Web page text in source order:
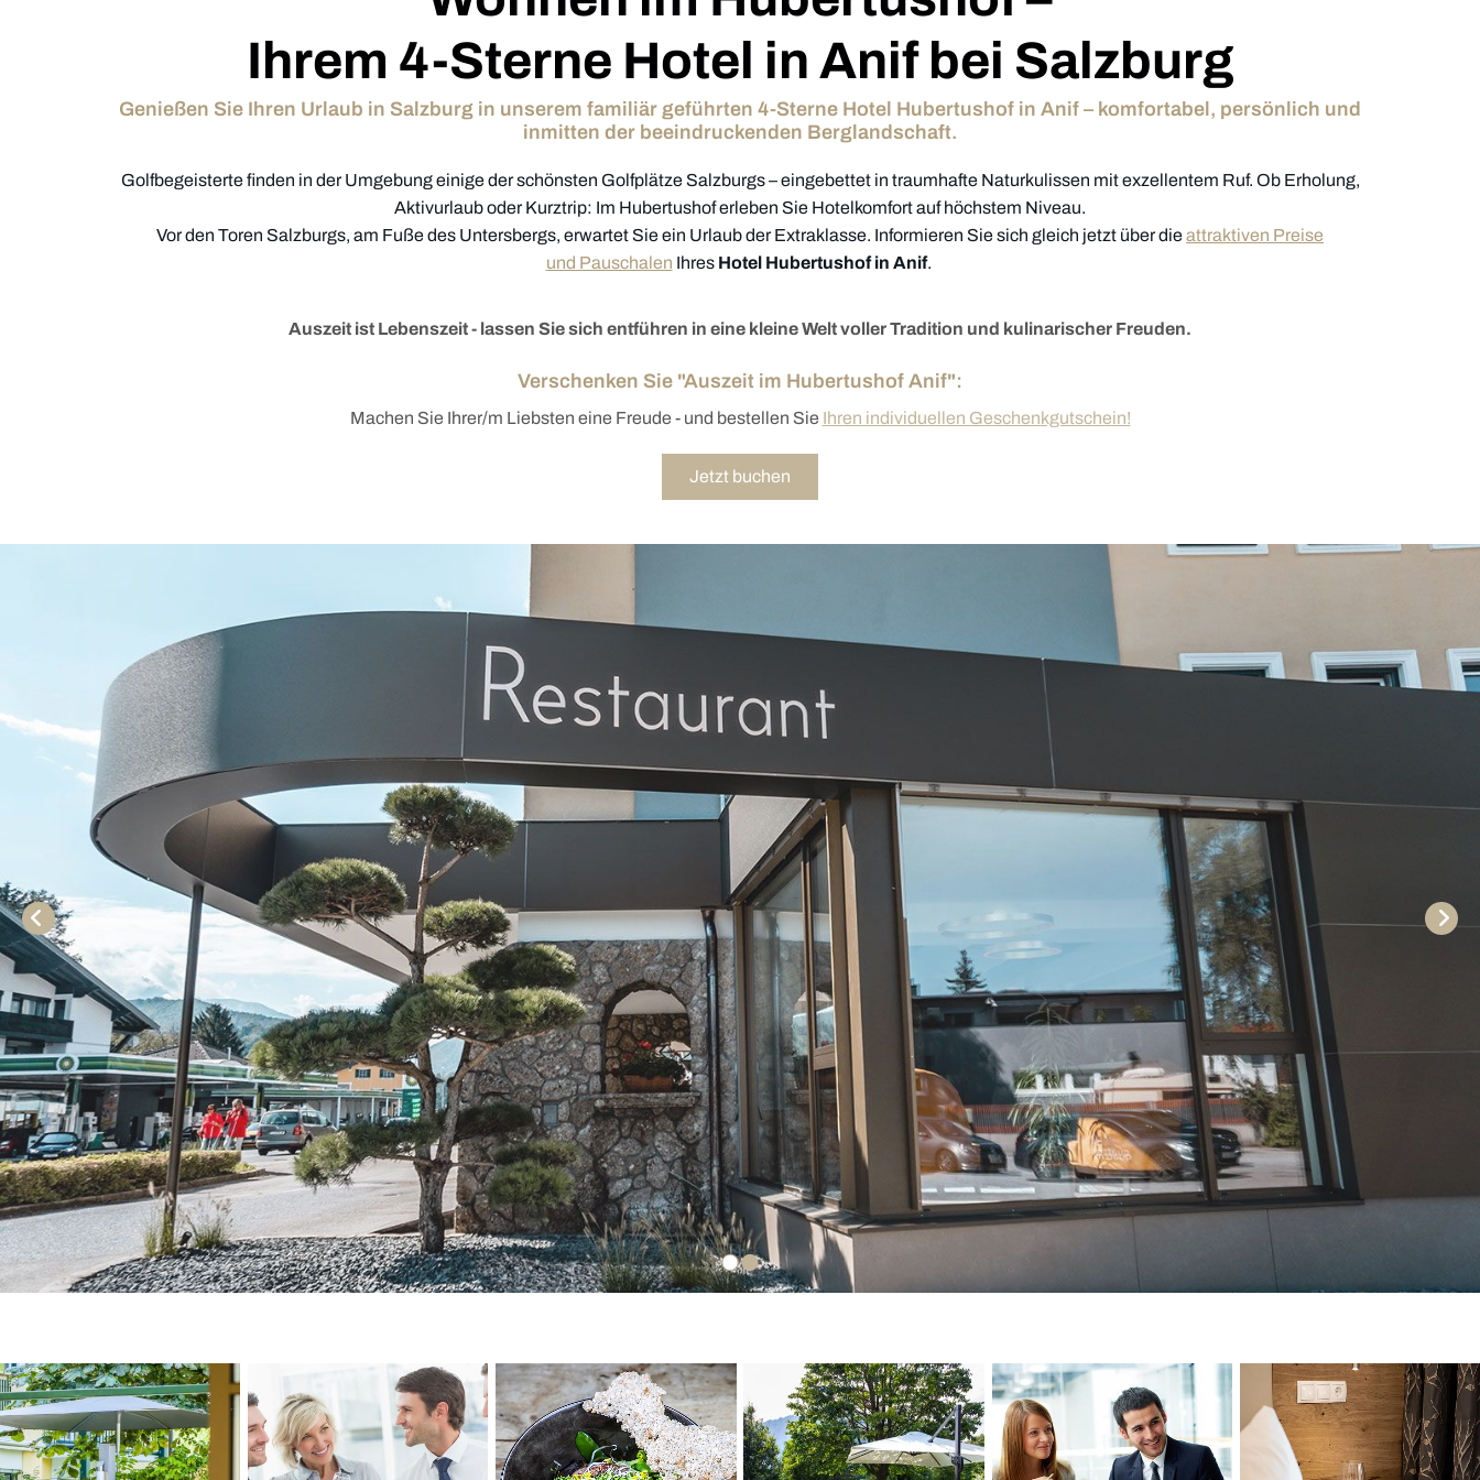
Ihrem 4-Sterne Hotel in Anif bei Salzburg
Genießen Sie Ihren Urlaub in Salzburg in unserem familiär geführten 4-Sterne Hotel Hubertushof in Anif – komfortabel, persönlich und
inmitten der beeindruckenden Berglandschaft.
Golfbegeisterte finden in der Umgebung einige der schönsten Golfplätze Salzburgs – eingebettet in traumhafte Naturkulissen mit exzellentem Ruf. Ob Erholung,
Aktivurlaub oder Kurztrip: Im Hubertushof erleben Sie Hotelkomfort auf höchstem Niveau.
Vor den Toren Salzburgs, am Fuße des Untersbergs, erwartet Sie ein Urlaub der Extraklasse. Informieren Sie sich gleich jetzt über dieattraktiven Preise
und Pauschalen Ihres Hotel Hubertushof in Anif.
Auszeit ist Lebenszeit - lassen Sie sich entführen in eine kleine Welt voller Tradition und kulinarischer Freuden.
Verschenken Sie "Auszeit im Hubertushof Anif":
Machen Sie Ihrer/m Liebsten eine Freude - und bestellen Sie Ihren individuellen Geschenkgutschein!
Jetzt buchen